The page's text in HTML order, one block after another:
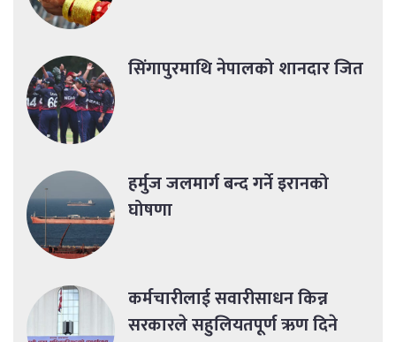
सिंगापुरमाथि नेपालको शानदार जित
हर्मुज जलमार्ग बन्द गर्ने इरानको
घोषणा
कर्मचारीलाई सवारीसाधन किन्न
सरकारले सहुलियतपूर्ण ऋण दिने